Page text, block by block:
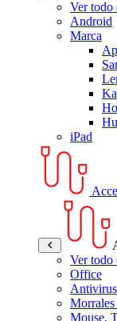
Ver todo
Android
Marca
iPad
Ver todo
Office
Antivirus
Mouse,